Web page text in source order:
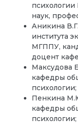
наук,
Аникина
института
МГППУ,
доцент
Максудова
кафедры
психологии;
Пенкина
кафедры
психологии;